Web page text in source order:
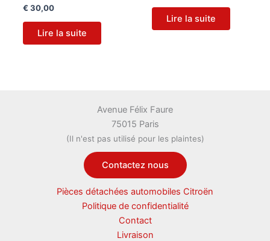
€ 30,00
Lire la suite
Lire la suite
Avenue Félix Faure
75015 Paris
(Il n'est pas utilisé pour les plaintes)
Contactez nous
Pièces détachées automobiles Citroën
Politique de confidentialité
Contact
Livraison